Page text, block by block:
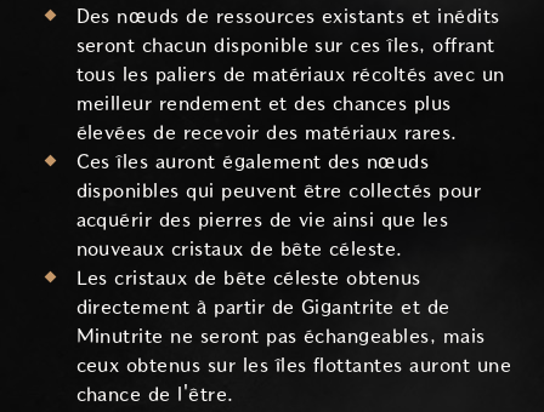
Des nœuds de ressources existants et inédits
seront chacun disponible sur ces îles, offrant
tous les paliers de matériaux récoltés avec un
meilleur rendement et des chances plus
élevées de recevoir des matériaux rares.
Ces îles auront également des nœuds
disponibles qui peuvent être collectés pour
acquérir des pierres de vie ainsi que les
nouveaux cristaux de bête céleste.
Les cristaux de bête céleste obtenus
directement à partir de Gigantrite et de
Minutrite ne seront pas échangeables, mais
ceux obtenus sur les îles flottantes auront une
chance de l'être.